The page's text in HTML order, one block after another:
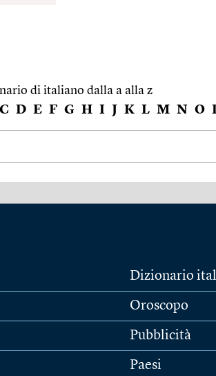
di italiano dalla a alla z
C D E F G H I J K L M N O
Dizionario
Oroscopo
Pubblicità
Paesi